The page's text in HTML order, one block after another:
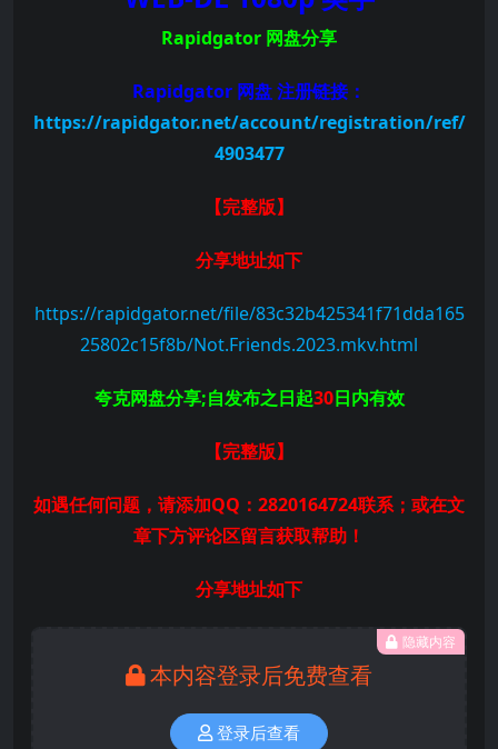
Rapidgator 网盘分享
Rapidgator 网盘 注册链接：
https://rapidgator.net/account/registration/ref/
4903477
【完整版】
分享地址如下
https://rapidgator.net/file/83c32b425341f71dda165
25802c15f8b/Not.Friends.2023.mkv.html
夸克网盘分享;自发布之日起30日内有效
【完整版】
如遇任何问题，请添加QQ：2820164724联系；或在文
章下方评论区留言获取帮助！
分享地址如下
隐藏内容
本内容登录后免费查看
登录后查看